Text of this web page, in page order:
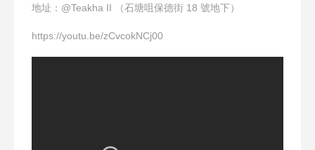
地址：@Teakha II （石塘咀保德街 18 號地下）
https://youtu.be/zCvcokNCj00